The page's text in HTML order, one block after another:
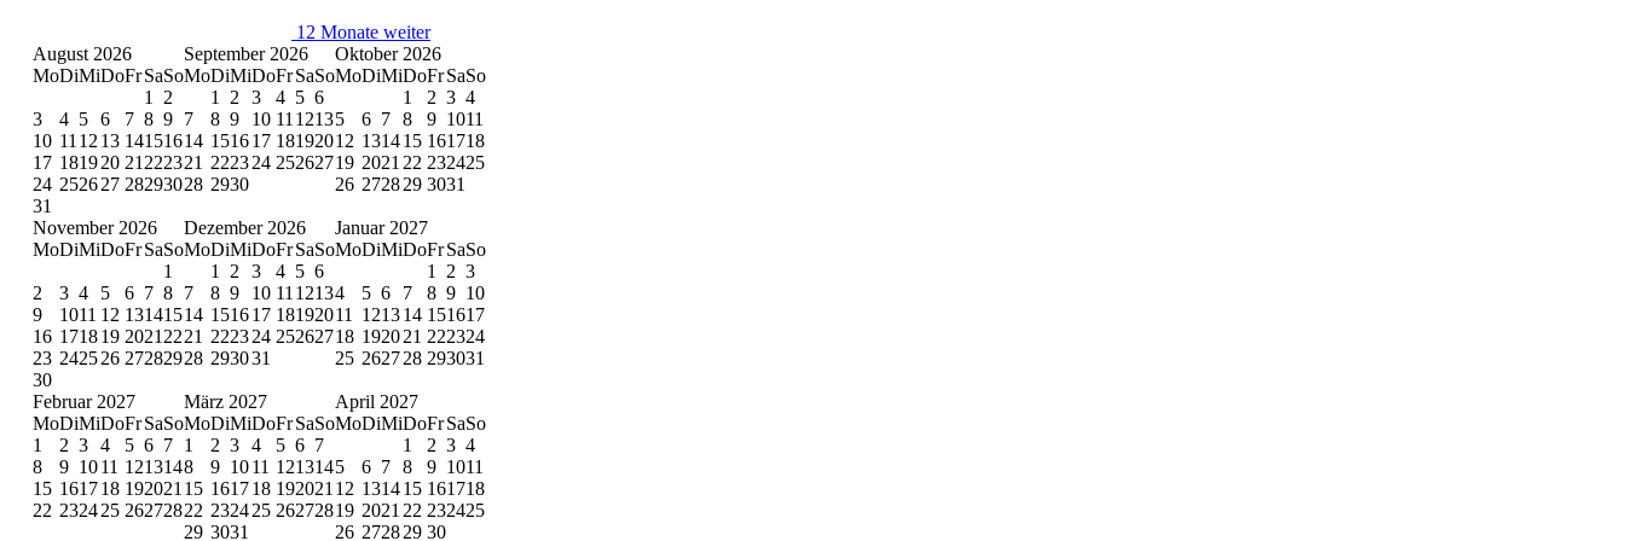
12 Monate weiter
August 2026
MoDiMiDoFrSaSo
1
2
3
4 5 6 7 8 9
10 11 12 13 141516
17 181920 21 2223
24 252627 282930
31
September 2026
MoDiMiDoFrSaSo
1
2 3 4 5 6
7
8 9 10 11 1213
14 151617 181920
21 222324 252627
28 2930
Oktober 2026
MoDiMiDoFrSaSo
1
2 3 4
5
6 7 8 9 1011
12 131415 161718
19 2021 22 232425
26 272829 3031
November 2026
MoDiMiDoFrSaSo
1
2
3 4 5 6 7 8
9
1011 12 131415
16 171819 2021 22
23 242526 272829
30
Dezember 2026
MoDiMiDoFrSaSo
1
2 3 4 5 6
7
8 9 10 11 1213
14 151617 181920
21 222324 252627
28 293031
Januar 2027
MoDiMiDoFrSaSo
1
2 3
4
5 6 7 8 9 10
11
121314 151617
18 192021 222324
25 262728 293031
Februar 2027
MoDiMiDoFrSaSo
1
2 3 4 5 6 7
8
9 1011 121314
15 161718 192021
22 232425 262728
März 2027
MoDiMiDoFrSaSo
1
2 3 4 5 6 7
8
9 1011 121314
15 161718 192021
22 232425 262728
29 3031
April 2027
MoDiMiDoFrSaSo
1
2 3 4
5
6 7 8 9 1011
12 131415 161718
19 2021 22 232425
26 272829 30